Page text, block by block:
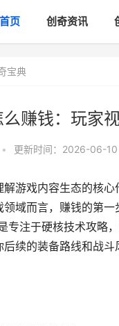
首页 创奇资讯
宝典
赚钱：玩家
• 更新时间：2026-06-10
解游戏内容生态的核
领域而言，赚钱的第
专注于硬核技术攻略
后续的装备路线和战